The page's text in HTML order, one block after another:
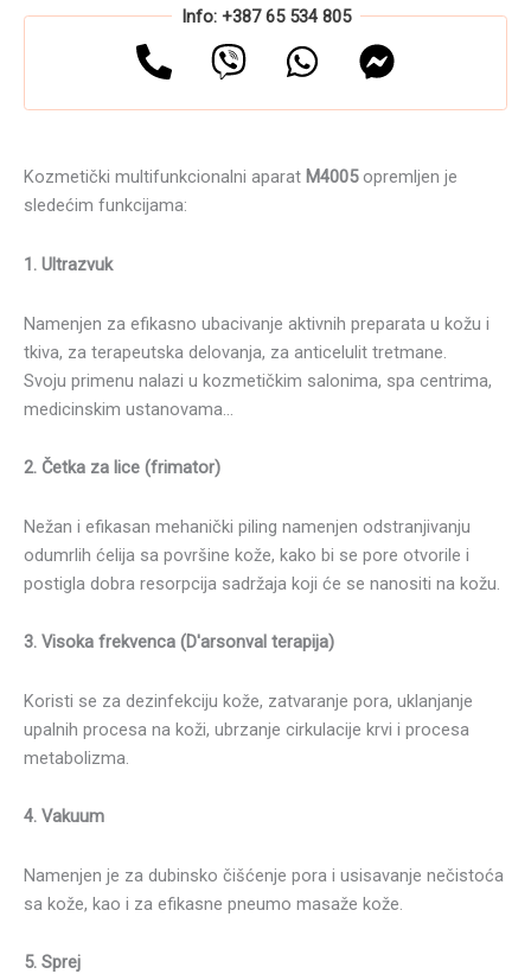
Info: +387 65 534 805
Kozmetički multifunkcionalni aparat M4005opremljen je
sledećim funkcijama:
1. Ultrazvuk
Namenjen za efikasno ubacivanje aktivnih preparata u kožu i
tkiva, za terapeutska delovanja, za anticelulit tretmane.
Svoju primenu nalazi u kozmetičkim salonima, spa centrima,
medicinskim ustanovama…
2. Četka za lice (frimator)
Nežan i efikasan mehanički piling namenjen odstranjivanju
odumrlih ćelija sa površine kože, kako bi se pore otvorile i
postigla dobra resorpcija sadržaja koji će se nanositi na kožu.
3. Visoka frekvenca (D'arsonval terapija)
Koristi se za dezinfekciju kože, zatvaranje pora, uklanjanje
upalnih procesa na koži, ubrzanje cirkulacije krvi i procesa
metabolizma.
4. Vakuum
Namenjen je za dubinsko čišćenje pora i usisavanje nečistoća
sa kože, kao i za efikasne pneumo masaže kože.
5. Sprej